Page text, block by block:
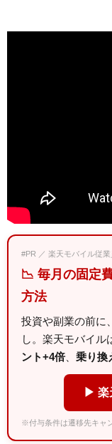
#PR ／ 楽天モバイル従
📉 毎月の固定
方法
投資や副業の前に
し。楽天モバイル
ント+4倍
乗り換
▶ 楽
※付与条件は遷移先キャ